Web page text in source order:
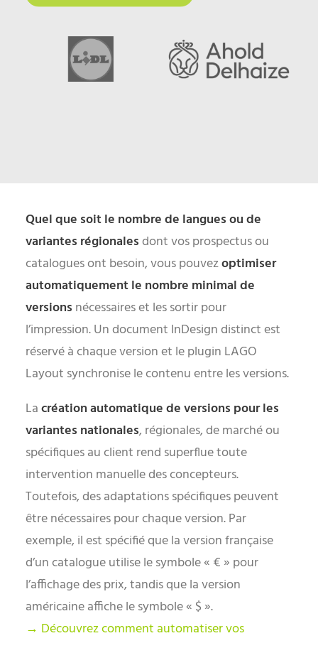
Quel que soit le nombre de langues ou de
variantes régionalesdont vos prospectus ou
catalogues ont besoin, vous pouvezoptimiser
automatiquement le nombre minimal de
versions nécessaires et les sortir pour
l’impression. Un document InDesign distinct est
réservé à chaque version et le plugin LAGO
Layout synchronise le contenu entre les versions.
Lacréation automatique de versions pour les
variantes nationales, régionales, de marché ou
spécifiques au client rend superflue toute
intervention manuelle des concepteurs.
Toutefois, des adaptations spécifiques peuvent
être nécessaires pour chaque version. Par
exemple, il est spécifié que la version française
d’un catalogue utilise le symbole « € » pour
l’affichage des prix, tandis que la version
américaine affiche le symbole « $ ».
→ Découvrez comment automatiser vos